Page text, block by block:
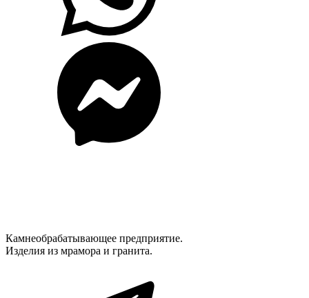
Камнеобрабатывающее предприятие.
Изделия из мрамора и гранита.